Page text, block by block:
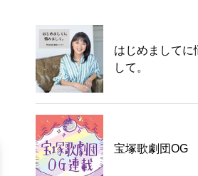
はじめましてに
して。
宝塚歌劇団OG